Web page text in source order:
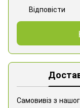
Відповісти
Самовивіз з